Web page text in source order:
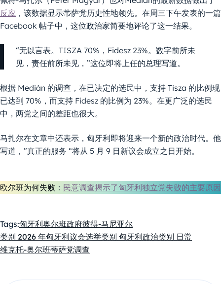
反应 ，该数据显示蒂萨党历史性地领先。在周三下午发表的一篇
Facebook 帖子中，这位政治家简要地评论了这一结果。
“无以言表。TISZA 70%，Fidesz 23%。数字前所未
见，责任前所未见，”这位即将上任的总理写道。
根据 Medián 的调查，在已决定的选民中，支持 Tisza 的比例现
已达到 70%，而支持 Fidesz 的比例为 23%。在更广泛的选民
中，两党之间的差距也很大。
马扎尔在文章中还表示，匈牙利即将迎来一个新的政治时代。他
写道，”真正的服务 “将从 5 月 9 日新议会成立之日开始。
欧尔班为何失败 ： 民意调查揭示了匈牙利独立党失败的主要原因
Tags:匈牙利奥尔班政府彼得-马尼亚尔
类别 2026 年匈牙利议会选举类别 匈牙利政治类别 日常
维克托-奥尔班蒂萨党调查